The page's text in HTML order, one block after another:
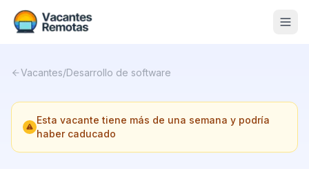
Nosotros
Contacto
Vacantes/Desarrollo de software
Esta vacante tiene más de una semana y podría
haber caducado